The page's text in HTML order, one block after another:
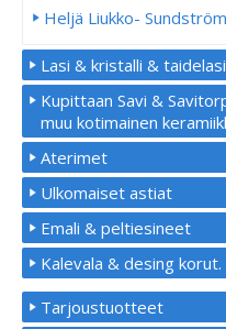
Heljä Liukko- Sundström
Lasi & kristalli & taidelasi
Kupittaan Savi &
muu kotimainen
Aterimet
Ulkomaiset astiat
Emali & peltiesineet
Kalevala & desing korut.
Tarjoustuotteet